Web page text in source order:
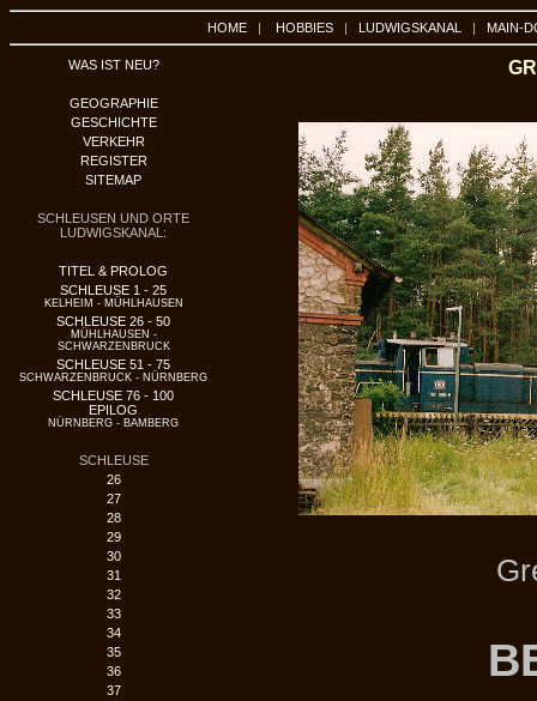
HOME | HOBBIES | LUDWIGSKANAL | MAIN-
WAS IST NEU?
GEOGRAPHIE
GESCHICHTE
VERKEHR
REGISTER
SITEMAP
SCHLEUSEN UND ORTE
LUDWIGSKANAL:
TITEL & PROLOG
SCHLEUSE 1 - 25
KELHEIM - MÜHLHAUSEN
SCHLEUSE 26 - 50
MÜHLHAUSEN -
SCHWARZENBRUCK
SCHLEUSE 51 - 75
SCHWARZENBRUCK - NÜRNBERG
SCHLEUSE 76 - 100
EPILOG
NÜRNBERG - BAMBERG
SCHLEUSE
26
27
28
29
30
31
32
33
34
35
36
37